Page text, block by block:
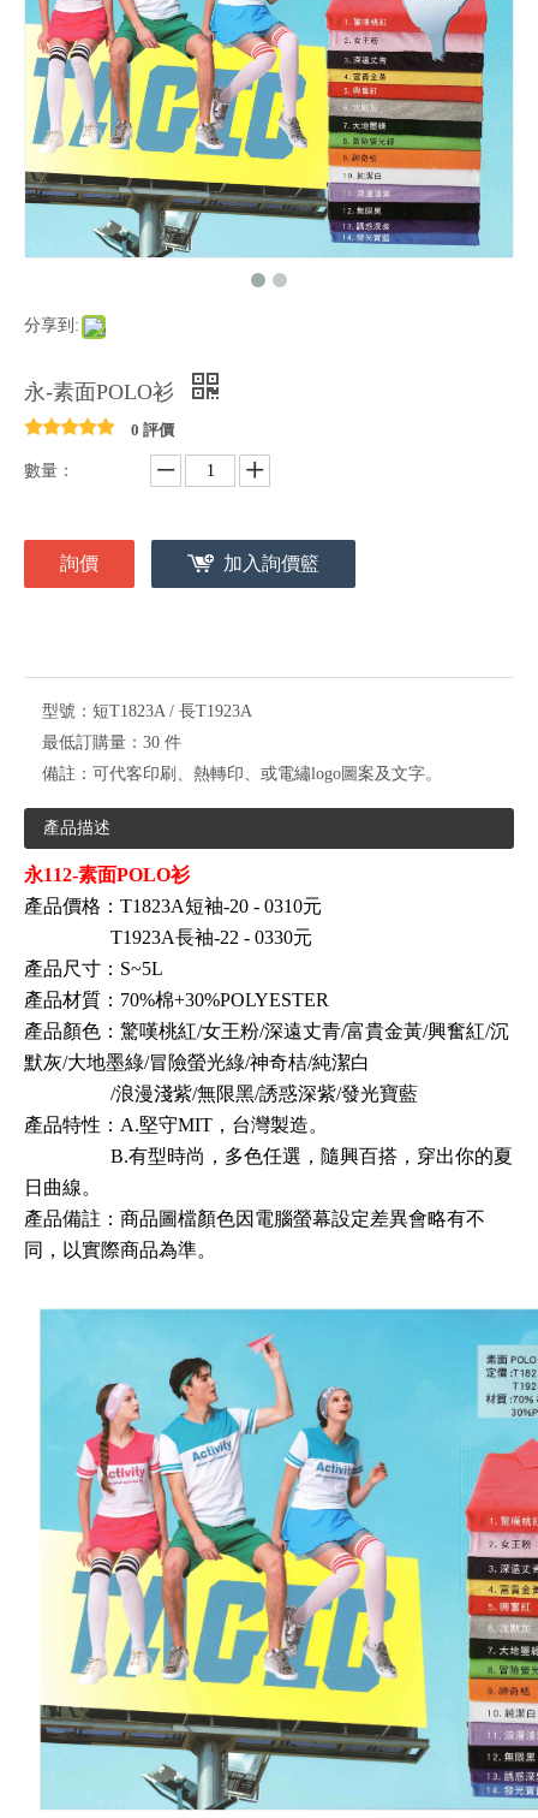
分享到:
永-素面POLO衫
0 評價
數量：
詢價 加入詢價籃
型號： 短T1823A / 長T1923A
最低訂購量： 30 件
備註： 可代客印刷、熱轉印、或電繡logo圖案及文字。
產品描述
永112-素面POLO衫
產品價格：T1823A短袖-20 - 0310元
T1923A長袖-22 - 0330元
產品尺寸：S~5L
產品材質：70%棉+30%POLYESTER
產品顏色：驚嘆桃紅/女王粉/深遠丈青/富貴金黃/興奮紅/沉
默灰/大地墨綠/冒險螢光綠/神奇桔/純潔白
/浪漫淺紫/無限黑/誘惑深紫/發光寶藍
產品特性 ：A.堅守MIT，台灣製造。
B.有型時尚，多色任選，隨興百搭，穿出你的夏
日曲線。
產品備註：商品圖檔顏色因電腦螢幕設定差異會略有不
同，以實際商品為準。